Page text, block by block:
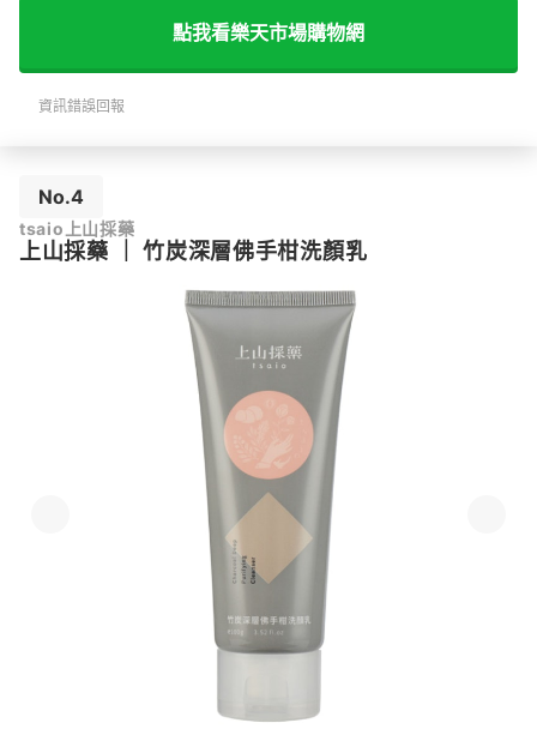
點我看樂天市場購物網
資訊錯誤回報
No.4
tsaio上山採藥
上山採藥 ｜竹炭深層佛手柑洗顏乳